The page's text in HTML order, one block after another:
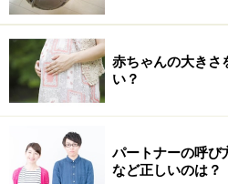
ば、具体的に指摘しましょう。
3 いっしょに考える
もし本人にも危機感があるの
る必要はありません。あまり
赤ちゃんの大きさ
い？
パートナーの呼
など正しいのは？